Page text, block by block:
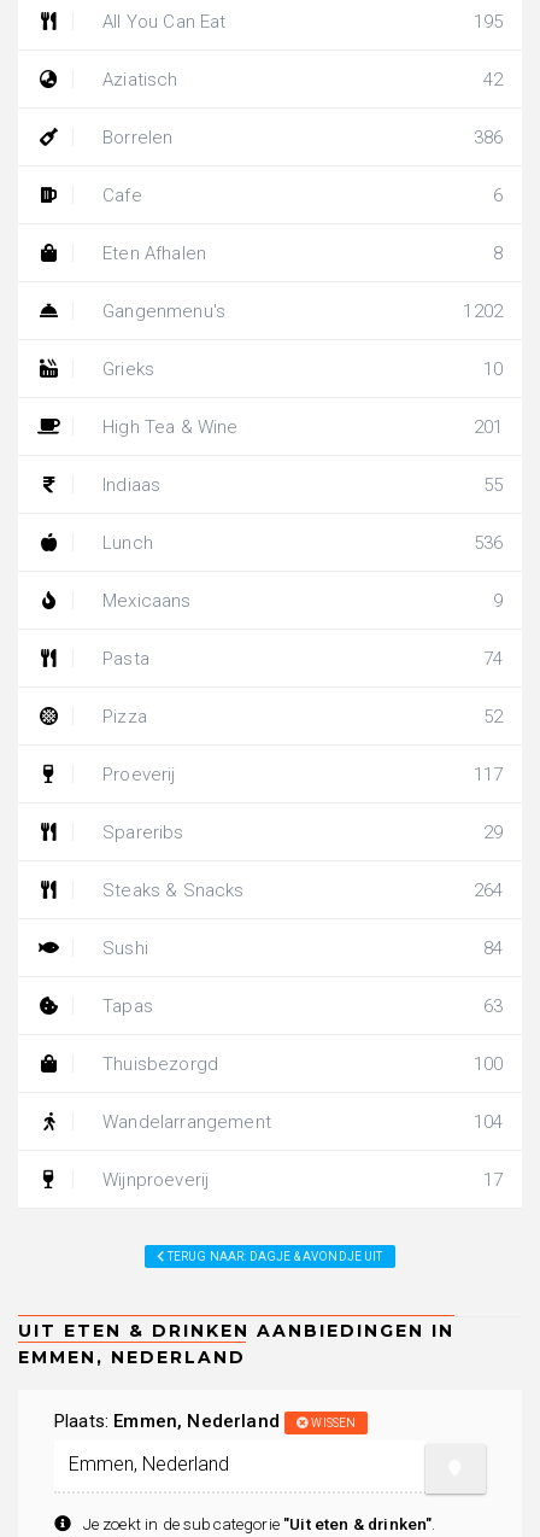
All You Can Eat 195
Aziatisch 42
Borrelen 386
Cafe 6
Eten Afhalen 8
Gangenmenu's 1202
Grieks 10
High Tea & Wine 201
Indiaas 55
Lunch 536
Mexicaans 9
Pasta 74
Pizza 52
Proeverij 117
Spareribs 29
Steaks & Snacks 264
Sushi 84
Tapas 63
Thuisbezorgd 100
Wandelarrangement 104
Wijnproeverij 17
TERUG NAAR: DAGJE & AVONDJE UIT
Plaats: Emmen, Nederland WISSEN
Je zoekt in de subcategorie "Uit eten & drinken"